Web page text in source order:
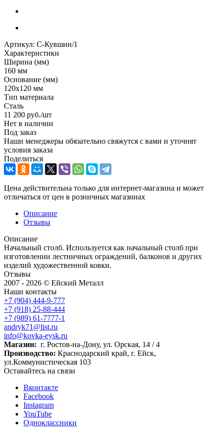
Артикул: С-Кувшин/1
Характеристики
Ширина (мм)
160 мм
Основание (мм)
120х120 мм
Тип материала
Сталь
11 200 руб./шт
Нет в наличии
Под заказ
Наши менеджеры обязательно свяжутся с вами и уточнят
условия заказа
Поделиться
Цена действительна только для интернет-магазина и может
отличаться от цен в розничных магазинах
Описание
Отзывы
Описание
Начальный столб. Используется как начальный столб при
изготовлении лестничных ограждений, балконов и других
изделий художественной ковки.
Отзывы
2007 - 2026 © Ейский Металл
Наши контакты
+7 (904) 444-9-777
+7 (918) 25-88-444
+7 (989) 61-7777-1
andryk71@list.ru
info@kovka-eysk.ru
Магазин: г. Ростов-на-Дону, ул. Орская, 14 / 4
Производство: Краснодарский край, г. Ейск,
ул.Коммунистическая 103
Оставайтесь на связи
Вконтакте
Facebook
Instagram
YouTube
Одноклассники